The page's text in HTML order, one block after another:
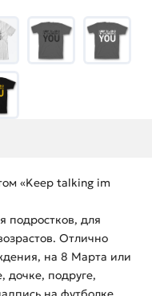
«Keep talking im
подростков, для
Отлично
на 8 Марта или
дочке, подруге,